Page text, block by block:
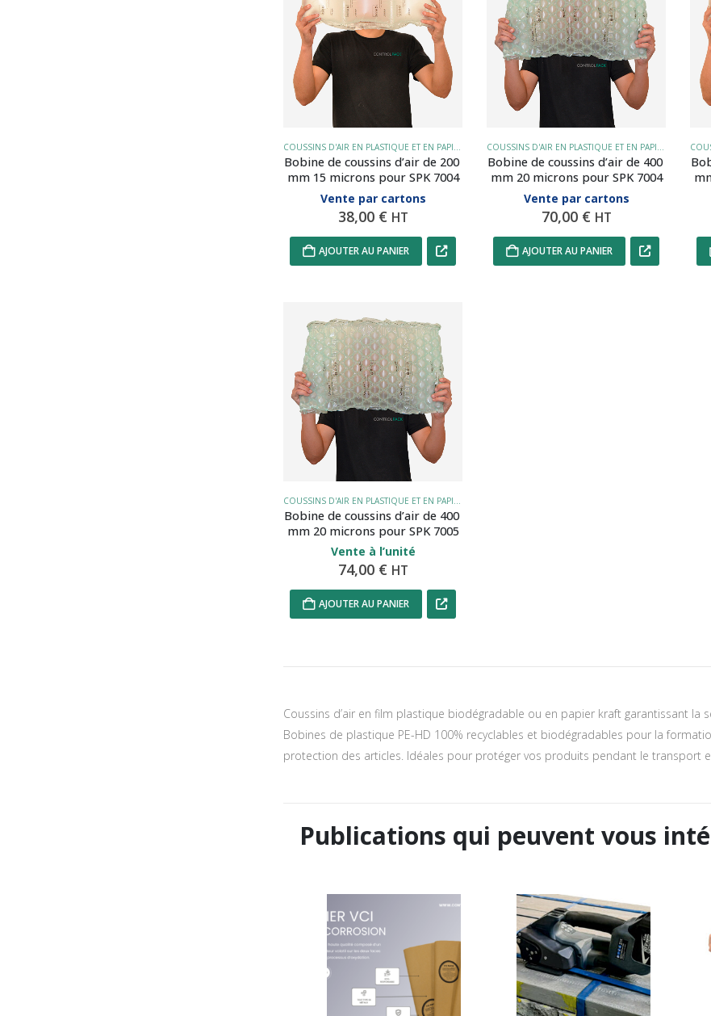
COUSSINS D'AIR EN PLASTIQUE ET EN PAPIER
Bobine de coussins d’air de 200
mm 15 microns pour SPK 7004
Vente par cartons
38,00 € HT
AJOUTER AU PANIER
COUSSINS D'AIR EN PLASTIQUE ET EN PAPIER
Bobine de coussins d’air de 400
mm 20 microns pour SPK 7004
Vente par cartons
70,00 € HT
AJOUTER AU PANIER
Bobine de coussins d’air de 400
mm 20 microns pour SPK 7005
Vente à l’unité
74,00 € HT
AJOUTER AU PANIER
Coussins d’air en film plastique biodégradable ou en papier kraft garantissant
Bobines de plastique PE-HD 100% recyclables et biodégradables pour la
protection des articles. Idéales pour protéger vos produits pendant le transport
Publications qui peuvent vous